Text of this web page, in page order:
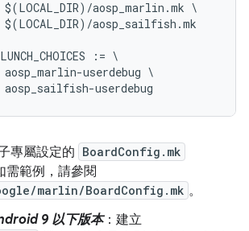
:= \
專屬設定的 BoardConfig.mk
需範例，請參閱
marlin/BoardConfig.mk 。
9 以下版本：建立